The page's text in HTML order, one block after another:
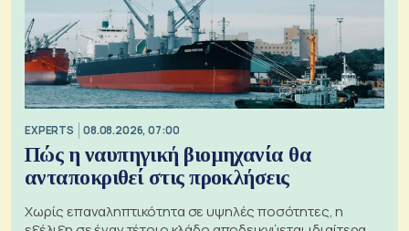
EXPERTS 08.08.2026, 07:00
Πώς η ναυπηγική βιομηχανία θα
ανταποκριθεί στις προκλήσεις
Χωρίς επαναληπτικότητα σε υψηλές ποσότητες, η